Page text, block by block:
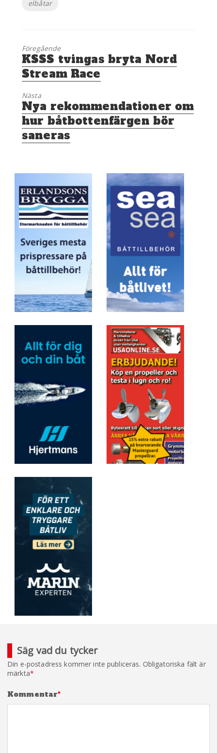
elbåtar
Föregående
Föregående
inlägg:
KSSS tvingas bryta Nord
Stream Race
Nästa
Nästa
inlägg:
Nya rekommendationer om
hur båtbottenfärgen bör
saneras
Säg vad du tycker
Din e-postadress kommer inte publiceras. Obligatoriska fält är
märkta*
Kommentar*